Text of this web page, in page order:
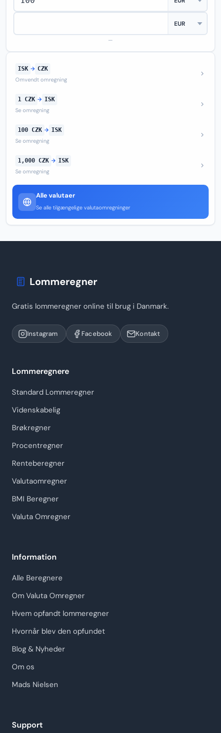
—
ISK → CZK
Omvendt omregning
1 CZK → ISK
Se omregning
100 CZK → ISK
Se omregning
1,000 CZK → ISK
Se omregning
Alle valutaer
Se alle tilgængelige valutaomregninger
Lommeregner
Gratis lommeregner online til brug i Danmark.
Instagram Facebook Kontakt
Lommeregnere
Standard Lommeregner
Videnskabelig
Brøkregner
Procentregner
Renteberegner
Valutaomregner
BMI Beregner
Valuta Omregner
Information
Alle Beregnere
Om Valuta Omregner
Hvem opfandt lommeregner
Hvornår blev den opfundet
Blog & Nyheder
Om os
Mads Nielsen
Support